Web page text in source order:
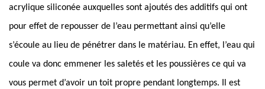
acrylique siliconée auxquelles sont ajoutés des additifs qui ont
pour effet de repousser de l’eau permettant ainsi qu’elle
s’écoule au lieu de pénétrer dans le matériau. En effet, l’eau qui
coule va donc emmener les saletés et les poussières ce qui va
vous permet d’avoir un toit propre pendant longtemps. Il est